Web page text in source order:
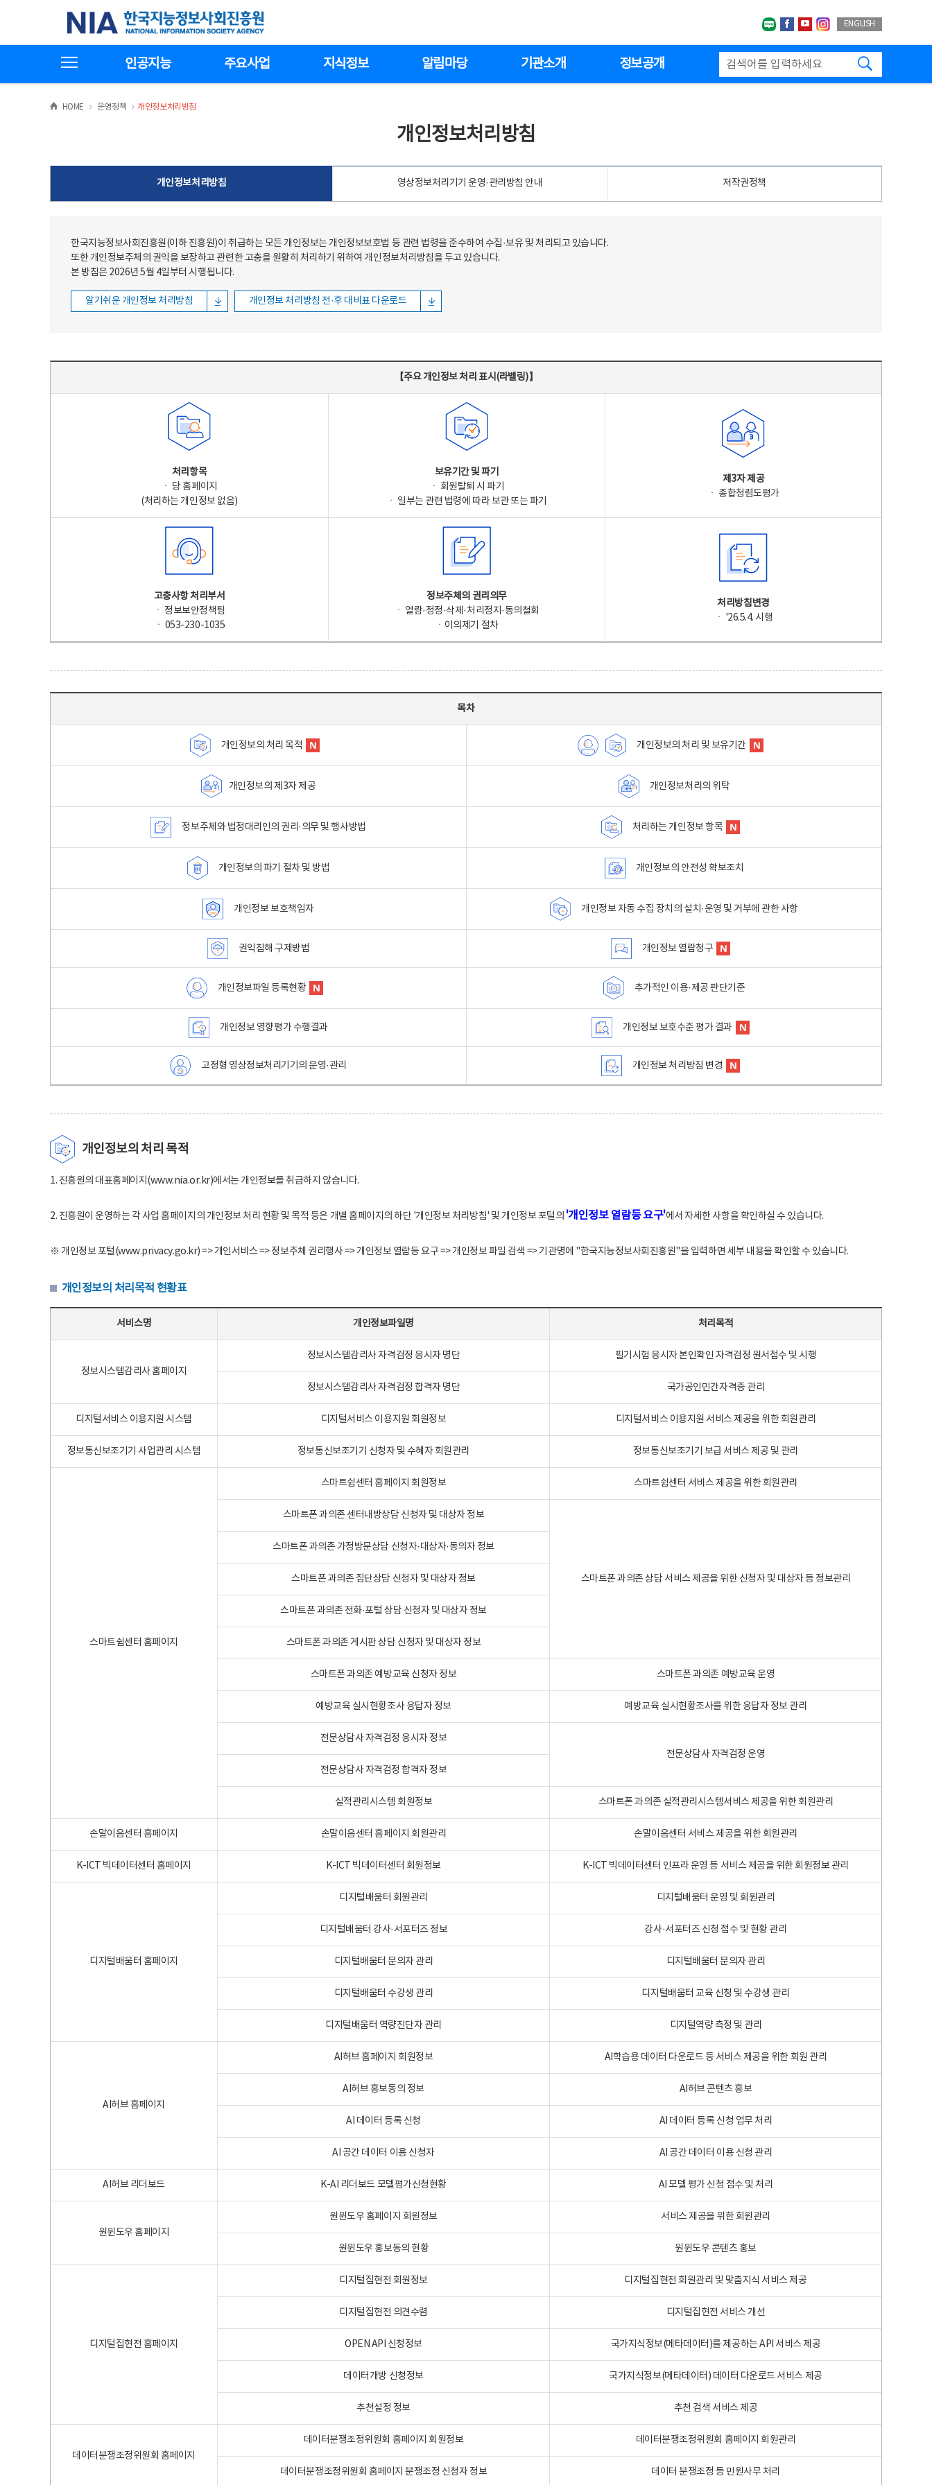
한국지능정보사회진흥원
네이버블로그
페이스북
유투브인스타그랩
ENGLISH
인공지능 주요사업 지식정보 알림마당 기관소개 정보공개
HOME >운영정책 >
개인정보처리방침
개인정보처리방침
개인정보처리방침 영상정보처리기기 운영·관리방침 안내 저작권정책
한국지능정보사회진흥원(이하 진흥원)이 취급하는 모든 개인정보는 개인정보보호법 등 관련 법령을 준수하여 수집·보유 및 처리되고 있습니다.
또한 개인정보주체의 권익을 보장하고 관련한 고충을 원활히 처리하기 위하여 개인정보처리방침을 두고 있습니다.
본 방침은 2026년 5월 4일부터 시행됩니다.
알기쉬운 개인정보 처리방침 개인정보 처리방침 전·후 대비표 다운로드
【주요 개인정보 처리 표시(라벨링)】
처리항목
ㆍ 당 홈페이지
(처리하는 개인정보 없음)
보유기간 및 파기
ㆍ 회원탈퇴 시 파기
ㆍ 일부는 관련 법령에 따라 보관 또는 파기
제3자 제공
ㆍ 종합청렴도평가
고충사항 처리부서
ㆍ 정보보안정책팀
ㆍ 053-230-1035
정보주체의 권리의무
ㆍ 열람·정정·삭제·처리정지·동의철회
ㆍ이의제기 절차
처리방침변경
ㆍ '26.5.4. 시행
목차
개인정보의 처리 목적 개인정보의 처리 및 보유기간
개인정보의 제3자 제공 개인정보처리의 위탁
정보주체와 법정대리인의 권리·의무 및 행사방법 처리하는 개인정보 항목
개인정보의 파기 절차 및 방법 개인정보의 안전성 확보조치
개인정보 보호책임자 개인정보 자동 수집 장치의 설치·운영 및 거부에 관한 사항
권익침해 구제방법 개인정보 열람청구
개인정보파일 등록현황 추가적인 이용·제공 판단기준
개인정보 영향평가 수행결과 개인정보 보호수준 평가 결과
고정형 영상정보처리기기의 운영·관리 개인정보 처리방침 변경
개인정보의 처리 목적
1. 진흥원의 대표홈페이지(www.nia.or.kr)에서는 개인정보를 취급하지 않습니다.
2. 진흥원이 운영하는 각 사업 홈페이지의 개인정보 처리 현황 및 목적 등은 개별 홈페이지의 하단 '개인정보 처리방침' 및 개인정보 포털의 '개인정보 열람등 요구'에서 자세한 사항을 확인하실 수 있습니다.
※ 개인정보 포털(www.privacy.go.kr) => 개인서비스 => 정보주체 권리행사 => 개인정보 열람등 요구 => 개인정보 파일 검색 => 기관명에 "한국지능정보사회진흥원"을 입력하면 세부 내용을 확인할 수 있습니다.
개인정보의 처리목적 현황표
서비스명 개인정보파일명 처리목적
정보시스템감리사 홈페이지
정보시스템감리사 자격검정 응시자 명단 필기시험 응시자 본인확인 자격검정 원서접수 및 시행
정보시스템감리사 자격검정 합격자 명단 국가공인민간자격증 관리
디지털서비스 이용지원 시스템 디지털서비스 이용지원 회원정보 디지털서비스 이용지원 서비스 제공을 위한 회원관리
정보통신보조기기 사업관리 시스템 정보통신보조기기 신청자 및 수혜자 회원관리 정보통신보조기기 보급 서비스 제공 및 관리
스마트쉼센터 홈페이지
스마트쉼센터 홈페이지 회원정보 스마트쉼센터 서비스 제공을 위한 회원관리
스마트폰 과의존 센터내방상담 신청자 및 대상자 정보
스마트폰 과의존 상담 서비스 제공을 위한 신청자 및 대상자 등 정보관리
스마트폰 과의존 가정방문상담 신청자·대상자·동의자 정보
스마트폰 과의존 집단상담 신청자 및 대상자 정보
스마트폰 과의존 전화·포털 상담 신청자 및 대상자 정보
스마트폰 과의존 게시판 상담 신청자 및 대상자 정보
스마트폰 과의존 예방교육 신청자 정보 스마트폰 과의존 예방교육 운영
예방교육 실시현황조사 응답자 정보 예방교육 실시현황조사를 위한 응답자 정보 관리
전문상담사 자격검정 응시자 정보
전문상담사 자격검정 운영
전문상담사 자격검정 합격자 정보
실적관리시스템 회원정보 스마트폰 과의존 실적관리시스템서비스 제공을 위한 회원관리
손말이음센터 홈페이지 손말이음센터 홈페이지 회원관리 손말이음센터 서비스 제공을 위한 회원관리
K-ICT 빅데이터센터 홈페이지 K-ICT 빅데이터센터 회원정보 K-ICT 빅데이터센터 인프라 운영 등 서비스 제공을 위한 회원정보 관리
디지털배움터 홈페이지
디지털배움터 회원관리 디지털배움터 운영 및 회원관리
디지털배움터 강사·서포터즈 정보 강사·서포터즈 신청 접수 및 현황 관리
디지털배움터 문의자 관리 디지털배움터 문의자 관리
디지털배움터 수강생 관리 디지털배움터 교육 신청 및 수강생 관리
디지털배움터 역량진단자 관리 디지털역량 측정 및 관리
AI허브 홈페이지
AI허브 홈페이지 회원정보 AI학습용 데이터 다운로드 등 서비스 제공을 위한 회원 관리
AI허브 홍보동의 정보 AI허브 콘텐츠 홍보
AI 데이터 등록 신청 AI 데이터 등록 신청 업무 처리
AI 공간 데이터 이용 신청자 AI 공간 데이터 이용 신청 관리
AI허브 리더보드 K-AI 리더보드 모델평가신청현황 AI 모델 평가 신청 접수 및 처리
원윈도우 홈페이지
원윈도우 홈페이지 회원정보 서비스 제공을 위한 회원관리
원윈도우 홍보동의 현황 원윈도우 콘텐츠 홍보
디지털집현전 홈페이지
디지털집현전 회원정보 디지털집현전 회원관리 및 맞춤지식 서비스 제공
디지털집현전 의견수렴 디지털집현전 서비스 개선
OPEN API 신청정보 국가지식정보(메타데이터)를 제공하는 API 서비스 제공
데이터개방 신청정보 국가지식정보(메타데이터) 데이터 다운로드 서비스 제공
추천설정 정보 추천 검색 서비스 제공
데이터분쟁조정위원회 홈페이지
데이터분쟁조정위원회 홈페이지 회원정보 데이터분쟁조정위원회 홈페이지 회원관리
데이터분쟁조정위원회 홈페이지 분쟁조정 신청자 정보 데이터 분쟁조정 등 민원사무 처리